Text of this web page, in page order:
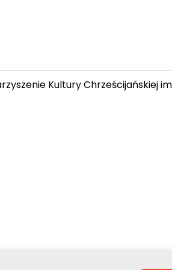
Kultury Chrześcijańskiej